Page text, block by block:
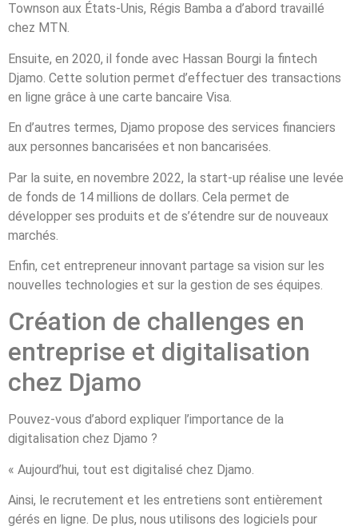
Townson aux États-Unis, Régis Bamba a d’abord travaillé
chez MTN.
Ensuite, en 2020, il fonde avec Hassan Bourgi la fintech
Djamo. Cette solution permet d’effectuer des transactions
en ligne grâce à une carte bancaire Visa.
En d’autres termes, Djamo propose des services financiers
aux personnes bancarisées et non bancarisées.
Par la suite, en novembre 2022, la start-up réalise une levée
de fonds de 14 millions de dollars. Cela permet de
développer ses produits et de s’étendre sur de nouveaux
marchés.
Enfin, cet entrepreneur innovant partage sa vision sur les
nouvelles technologies et sur la gestion de ses équipes.
Création de challenges en
entreprise et digitalisation
chez Djamo
Pouvez-vous d’abord expliquer l’importance de la
digitalisation chez Djamo ?
« Aujourd’hui, tout est digitalisé chez Djamo.
Ainsi, le recrutement et les entretiens sont entièrement
gérés en ligne. De plus, nous utilisons des logiciels pour